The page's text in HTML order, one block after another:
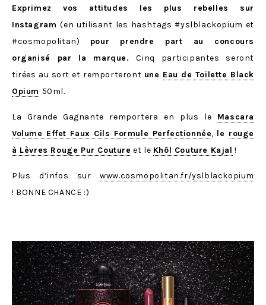
Exprimez vos attitudes les plus rebelles sur
Instagram(en utilisant les hashtags #yslblackopium et
#cosmopolitan) pour prendre part au concours
organisé par la marque.Cinq participantes seront
tirées au sort et remporteront une Eau de Toilette Black
Opium 50ml.
La Grande Gagnante remportera en plus le Mascara
Volume Effet Faux Cils Formule Perfectionnée, le rouge
à Lèvres Rouge Pur Couture et le Khôl Couture Kajal !
Plus d’infos surwww.cosmopolitan.fr/yslblackopium
! BONNE CHANCE :)